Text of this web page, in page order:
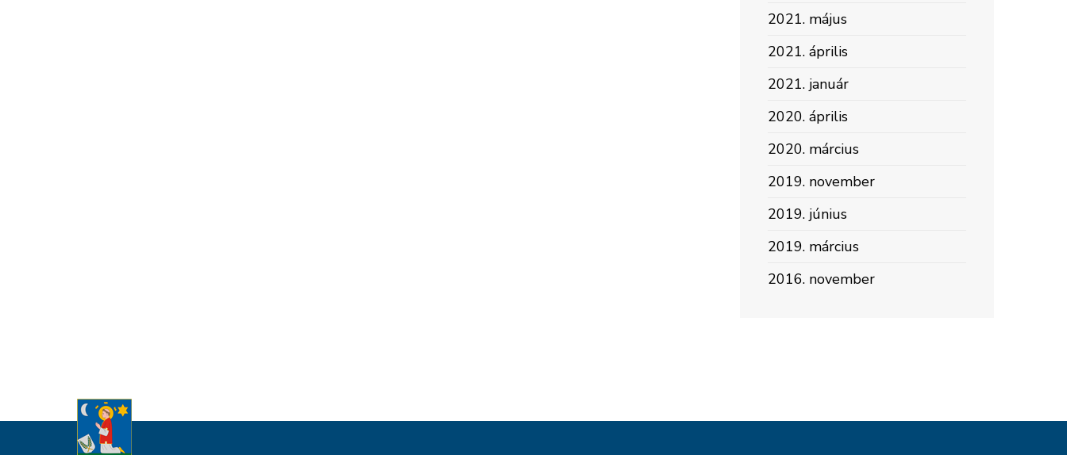
2021. május
2021. április
2021. január
2020. április
2020. március
2019. november
2019. június
2019. március
2016. november